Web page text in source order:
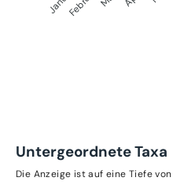
Untergeordnete Taxa
Die Anzeige ist auf eine Tiefe